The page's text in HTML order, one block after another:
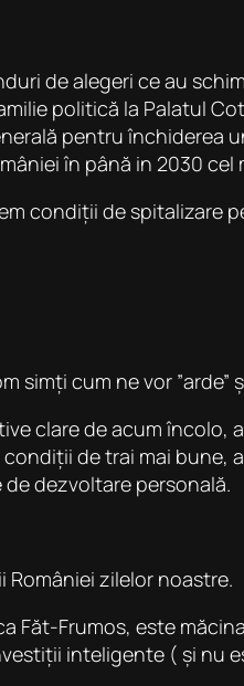
de alegeri ce au
politică la Palatul
pentru închiderea
în până in 2030 cel
condiții de
cum ne vor
clare de acum încolo,
de trai mai bune,
dezvoltare personală.
României zilelor noastre.
Făt-Frumos, este
inteligente ( și nu